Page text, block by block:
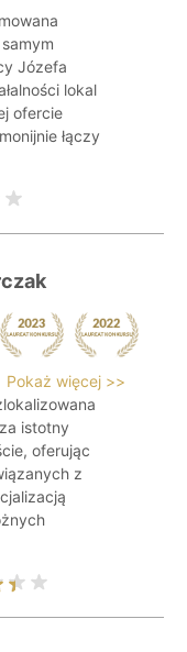
Józefa
lokal
ofercie
łączy
Pokaż więcej >>
istotny
oferując
z